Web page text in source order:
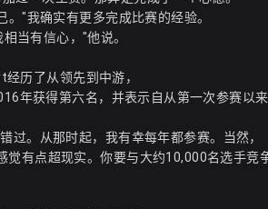
"我确实有更多完成比赛的经验。
当有信心，"他说。
历了从领先到中游，
年获得第六名，并表示自从第一次参赛以来
。从那时起，我有幸每年都参赛。当然，
有点超现实。你要与大约10,000名选手竞争